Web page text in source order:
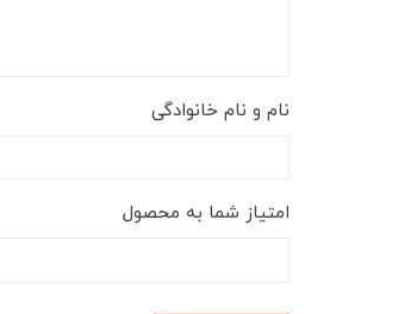
نام و نام خانوادگی
امتیاز شما به محصول